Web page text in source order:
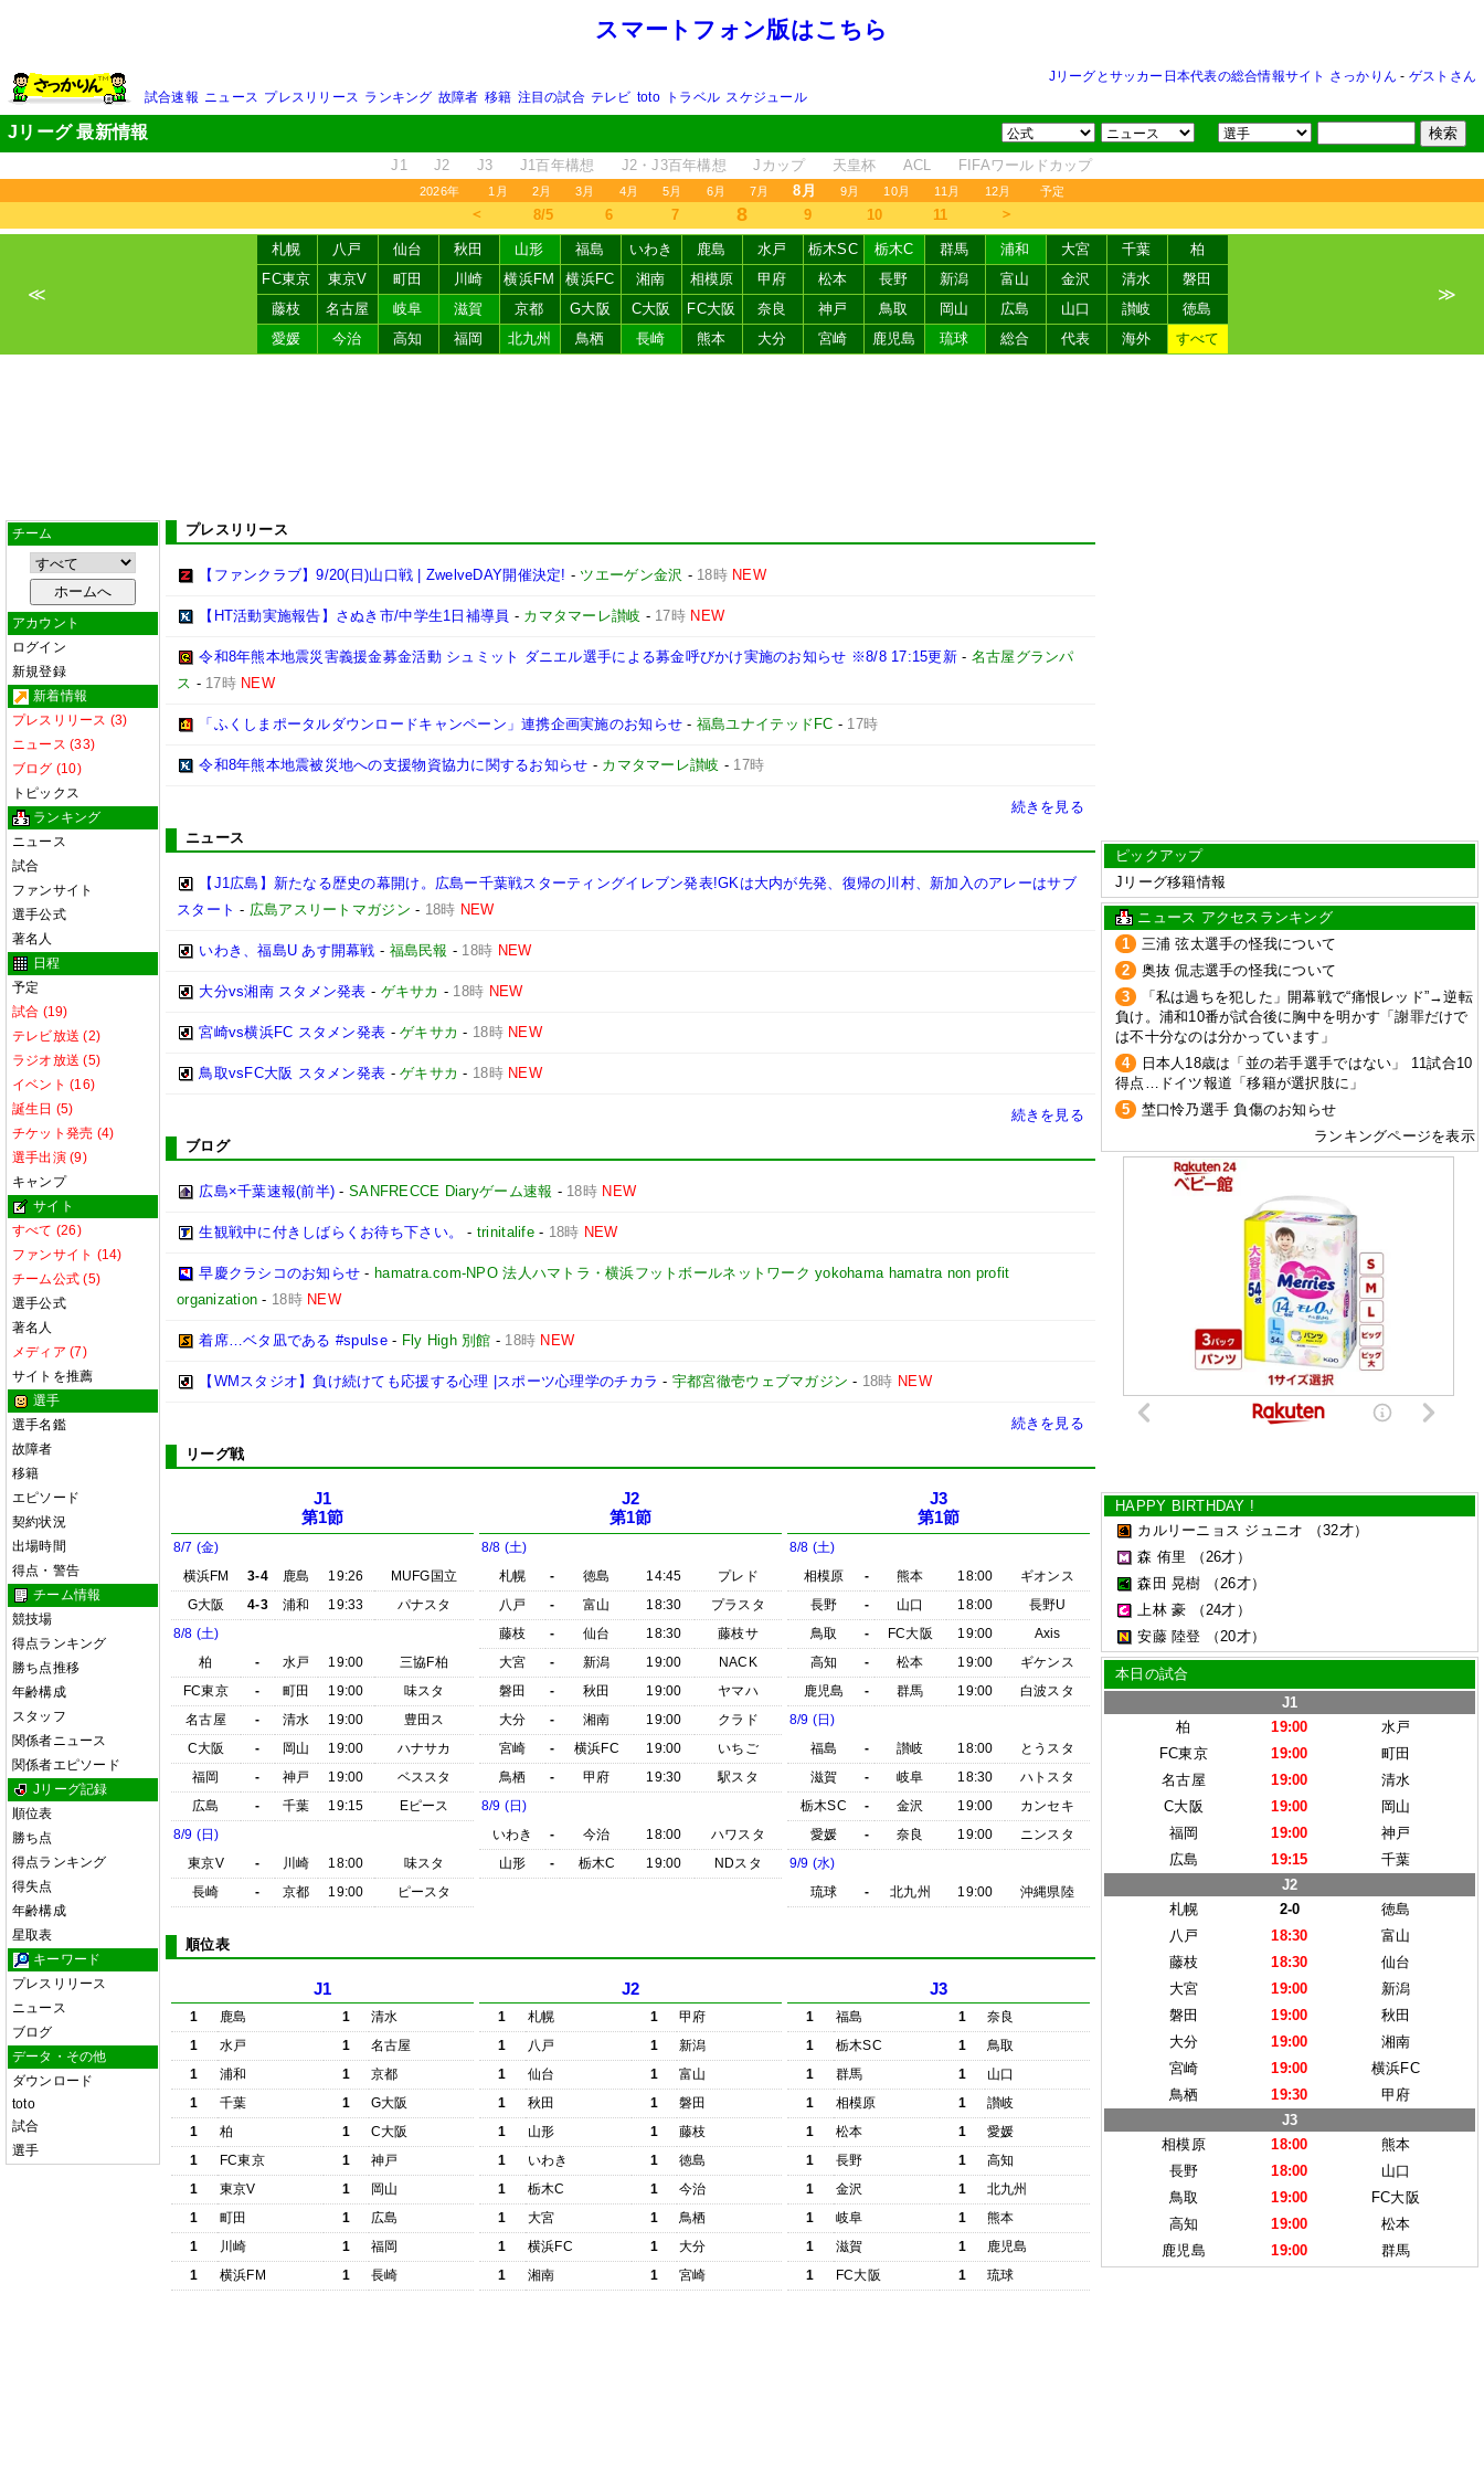
スマートフォン版はこちら
Jリーグとサッカー日本代表の総合情報サイト さっかりん - ゲストさん
試合速報 ニュース プレスリリース ランキング 故障者 移籍 注目の試合 テレビ toto トラベル スケジュール
Jリーグ 最新情報
J1 J2 J3 J1百年構想 J2・J3百年構想 Jカップ 天皇杯 ACL FIFAワールドカップ
2026年 1月 2月 3月 4月 5月 6月 7月 8月 9月 10月 11月 12月 予定
＜ 8/5 6 7 8 9 10 11 ＞
≪
札幌 八戸 仙台 秋田 山形 福島 いわき 鹿島 水戸 栃木SC 栃木C 群馬 浦和 大宮 千葉
柏
FC東京
東京V 町田 川崎 横浜FM 横浜FC 湘南 相模原 甲府 松本 長野 新潟 富山 金沢 清水
磐田
藤枝
名古屋 岐阜 滋賀 京都 G大阪 C大阪 FC大阪 奈良 神戸 鳥取 岡山 広島 山口 讃岐
徳島
愛媛
今治 高知 福岡 北九州 鳥栖 長崎 熊本 大分 宮崎 鹿児島 琉球 総合 代表 海外 すべて
≫
チーム
アカウント
ログイン
新規登録
新着情報
プレスリリース (3)
ニュース (33)
ブログ (10)
トピックス
ランキング
ニュース
試合
ファンサイト
選手公式
著名人
日程
予定
試合 (19)
テレビ放送 (2)
ラジオ放送 (5)
イベント (16)
誕生日 (5)
チケット発売 (4)
選手出演 (9)
キャンプ
サイト
すべて (26)
ファンサイト (14)
チーム公式 (5)
選手公式
著名人
メディア (7)
サイトを推薦
選手
選手名鑑
故障者
移籍
エピソード
契約状況
出場時間
得点・警告
チーム情報
競技場
得点ランキング
勝ち点推移
年齢構成
スタッフ
関係者ニュース
関係者エピソード
Jリーグ記録
順位表
勝ち点
得点ランキング
得失点
年齢構成
星取表
キーワード
プレスリリース
ニュース
ブログ
データ・その他
ダウンロード
toto
試合
選手
プレスリリース
【ファンクラブ】9/20(日)山口戦 | ZwelveDAY開催決定! - ツエーゲン金沢 - 18時 NEW
【HT活動実施報告】さぬき市/中学生1日補導員 - カマタマーレ讃岐 - 17時 NEW
令和8年熊本地震災害義援金募金活動 シュミット ダニエル選手による募金呼びかけ実施のお知らせ ※8/8 17:15更新 - 名古屋グランパ
ス - 17時 NEW
「ふくしまポータルダウンロードキャンペーン」連携企画実施のお知らせ - 福島ユナイテッドFC - 17時
令和8年熊本地震被災地への支援物資協力に関するお知らせ - カマタマーレ讃岐 - 17時
続きを見る
ニュース
【J1広島】新たなる歴史の幕開け。広島ー千葉戦スターティングイレブン発表!GKは大内が先発、復帰の川村、新加入のアレーはサブ
スタート - 広島アスリートマガジン - 18時 NEW
いわき、福島U あす開幕戦 - 福島民報 - 18時 NEW
大分vs湘南 スタメン発表 - ゲキサカ - 18時 NEW
宮崎vs横浜FC スタメン発表 -ゲキサカ - 18時 NEW
鳥取vsFC大阪 スタメン発表 -ゲキサカ - 18時 NEW
続きを見る
ブログ
広島×千葉速報(前半) -SANFRECCE Diaryゲーム速報 - 18時 NEW
生観戦中に付きしばらくお待ち下さい。 - trinitalife- 18時 NEW
早慶クラシコのお知らせ - hamatra.com-NPO 法人ハマトラ・横浜フットボールネットワーク yokohama hamatra non profit
organization - 18時 NEW
着席…ベタ凪である #spulse- Fly High 別館 - 18時 NEW
【WMスタジオ】負け続けても応援する心理 |スポーツ心理学のチカラ - 宇都宮徹壱ウェブマガジン - 18時 NEW
続きを見る
リーグ戦
J1
第1節
8/7 (金)
横浜FM
3-4 鹿島 19:26
MUFG国立
G大阪
4-3 浦和 19:33
パナスタ
8/8 (土)
柏
- 水戸 19:00
三協F柏
FC東京
- 町田 19:00
味スタ
名古屋
- 清水 19:00
豊田ス
C大阪
- 岡山 19:00
ハナサカ
福岡
- 神戸 19:00
ベススタ
広島
- 千葉 19:15
Eピース
8/9 (日)
東京V
- 川崎 18:00
味スタ
長崎
- 京都 19:00 ピースタ
J2
第1節
8/8 (土)
札幌
- 徳島 14:45
プレド
八戸
- 富山 18:30
プラスタ
藤枝
- 仙台 18:30
藤枝サ
大宮
- 新潟 19:00
NACK
磐田
- 秋田 19:00
ヤマハ
大分
- 湘南 19:00
クラド
宮崎
- 横浜FC 19:00
いちご
鳥栖
- 甲府 19:30
駅スタ
8/9 (日)
いわき
- 今治 18:00
ハワスタ
山形
- 栃木C 19:00 NDスタ
J3
第1節
8/8 (土)
相模原
- 熊本 18:00
ギオンス
長野
- 山口 18:00
長野U
鳥取
- FC大阪 19:00
Axis
高知
- 松本 19:00
ギケンス
鹿児島
- 群馬 19:00
白波スタ
8/9 (日)
福島
- 讃岐 18:00
とうスタ
滋賀
- 岐阜 18:30
ハトスタ
栃木SC
- 金沢 19:00
カンセキ
愛媛
- 奈良 19:00
ニンスタ
9/9 (水)
琉球
- 北九州 19:00 沖縄県陸
順位表
J1
1 鹿島 1
清水
1
水戸 1
名古屋
1
浦和 1
京都
1
千葉 1
G大阪
1
柏 1
C大阪
1
FC東京 1
神戸
1
東京V 1
岡山
1
町田 1
広島
1
川崎 1
福岡
1
横浜FM 1 長崎
J2
1 札幌 1
甲府
1
八戸 1
新潟
1
仙台 1
富山
1
秋田 1
磐田
1
山形 1
藤枝
1
いわき 1
徳島
1
栃木C 1
今治
1
大宮 1
鳥栖
1
横浜FC 1
大分
1
湘南 1 宮崎
J3
1 福島 1
奈良
1
栃木SC 1
鳥取
1
群馬 1
山口
1
相模原 1
讃岐
1
松本 1
愛媛
1
長野 1
高知
1
金沢 1
北九州
1
岐阜 1
熊本
1
滋賀 1
鹿児島
1
FC大阪 1 琉球
ピックアップ
Jリーグ移籍情報
ニュース アクセスランキング
1
三浦 弦太選手の怪我について
2
奥抜 侃志選手の怪我について
3
「私は過ちを犯した」開幕戦で“痛恨レッド”→逆転
負け。浦和10番が試合後に胸中を明かす「謝罪だけで
は不十分なのは分かっています」
4
日本人18歳は「並の若手選手ではない」 11試合10
得点…ドイツ報道「移籍が選択肢に」
5
埜口怜乃選手 負傷のお知らせ
ランキングページを表示
HAPPY BIRTHDAY !
カルリーニョス ジュニオ
（32才）
森 侑里
（26才）
森田 晃樹
（26才）
上林 豪
（24才）
安藤 陸登
（20才）
本日の試合
J1
柏
19:00
水戸
FC東京
19:00
町田
名古屋
19:00
清水
C大阪
19:00
岡山
福岡
19:00
神戸
広島
19:15
千葉
J2
札幌
2-0
徳島
八戸
18:30
富山
藤枝
18:30
仙台
大宮
19:00
新潟
磐田
19:00
秋田
大分
19:00
湘南
宮崎
19:00
横浜FC
鳥栖
19:30
甲府
J3
相模原
18:00
熊本
長野
18:00
山口
鳥取
19:00
FC大阪
高知
19:00
松本
鹿児島
19:00 群馬